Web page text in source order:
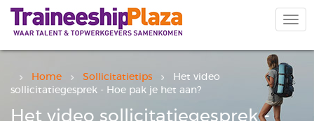
Overslaan
naar
gaan
Home Sollicitatietips
Het video
sollicitatiegesprek - Hoe pak je het aan?
Het video sollicitatiegesprek -